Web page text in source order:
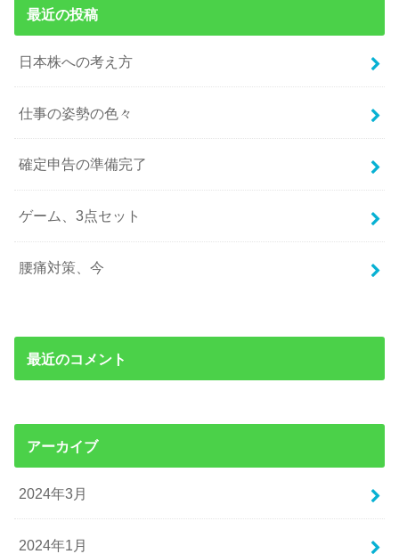
最近の投稿
日本株への考え方
仕事の姿勢の色々
確定申告の準備完了
ゲーム、3点セット
腰痛対策、今
最近のコメント
アーカイブ
2024年3月
2024年1月